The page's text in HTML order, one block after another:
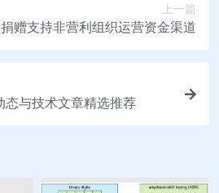
上一篇
赠支持非营利组织运营资金渠道
与技术文章精选推荐